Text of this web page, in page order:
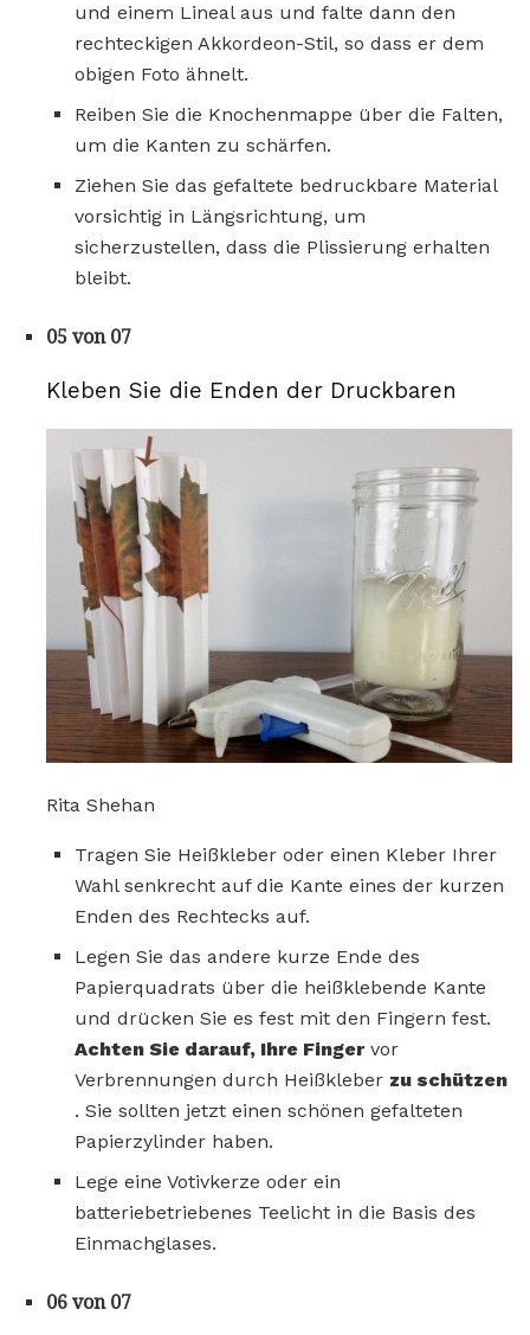
und einem Lineal aus und falte dann den
rechteckigen Akkordeon-Stil, so dass er dem
obigen Foto ähnelt.
Reiben Sie die Knochenmappe über die Falten,
um die Kanten zu schärfen.
Ziehen Sie das gefaltete bedruckbare Material
vorsichtig in Längsrichtung, um
sicherzustellen, dass die Plissierung erhalten
bleibt.
05 von 07
Kleben Sie die Enden der Druckbaren
Rita Shehan
Tragen Sie Heißkleber oder einen Kleber Ihrer
Wahl senkrecht auf die Kante eines der kurzen
Enden des Rechtecks ​​auf.
Legen Sie das andere kurze Ende des
Papierquadrats über die heißklebende Kante
und drücken Sie es fest mit den Fingern fest.
Achten Sie darauf, Ihre Fingervor
Verbrennungen durch Heißkleber zu schützen
. Sie sollten jetzt einen schönen gefalteten
Papierzylinder haben.
Lege eine Votivkerze oder ein
batteriebetriebenes Teelicht in die Basis des
Einmachglases.
06 von 07